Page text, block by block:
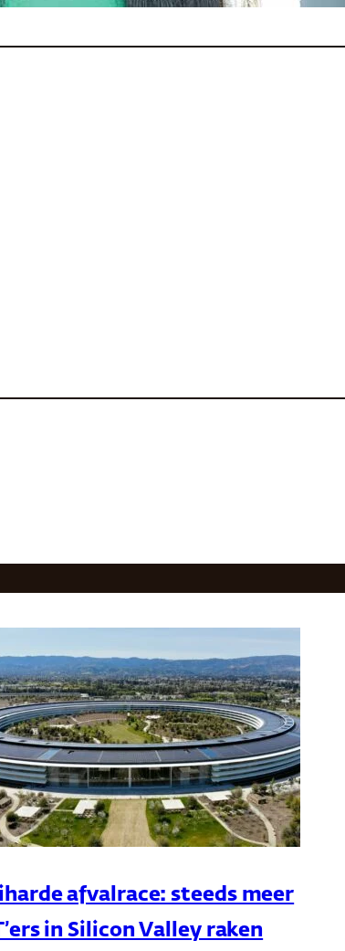
afvalrace: steeds meer
in Silicon Valley raken